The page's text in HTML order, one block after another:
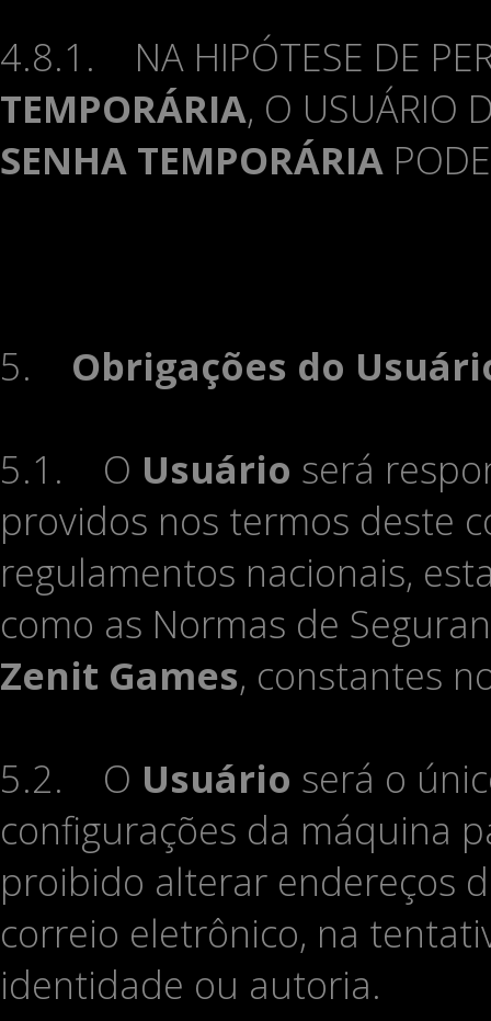
4.8.1. NA HIPÓTESE DE
TEMPORÁRIA, O USUÁRIO
SENHA TEMPORÁRIA
5. Obrigações do
5.1. O Usuário será
providos nos termos deste
regulamentos nacionais,
como as Normas de
Zenit Games, constantes
5.2. O Usuário será o
configurações da máquina
proibido alterar endereços
correio eletrônico, na
identidade ou autoria.